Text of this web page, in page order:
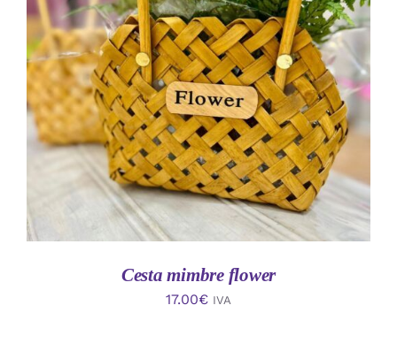
AÑADIR AL CARRITO
DETALLES
Cesta mimbre flower
17.00€ IVA